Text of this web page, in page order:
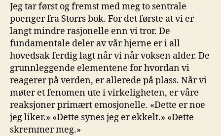
Jeg tar først og fremst med meg to sentrale
poenger fra Storrs bok. For det første at vi er
langt mindre rasjonelle enn vi tror. De
fundamentale deler av vår hjerne er i all
hovedsak ferdig lagt når vi når voksen alder. De
grunnleggende elementene for hvordan vi
reagerer på verden, er allerede på plass. Når vi
møter et fenomen ute i virkeligheten, er våre
reaksjoner primært emosjonelle. «Dette er noe
jeg liker.» «Dette synes jeg er ekkelt.» «Dette
skremmer meg.»